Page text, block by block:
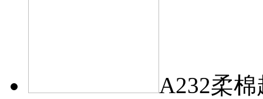
A232柔